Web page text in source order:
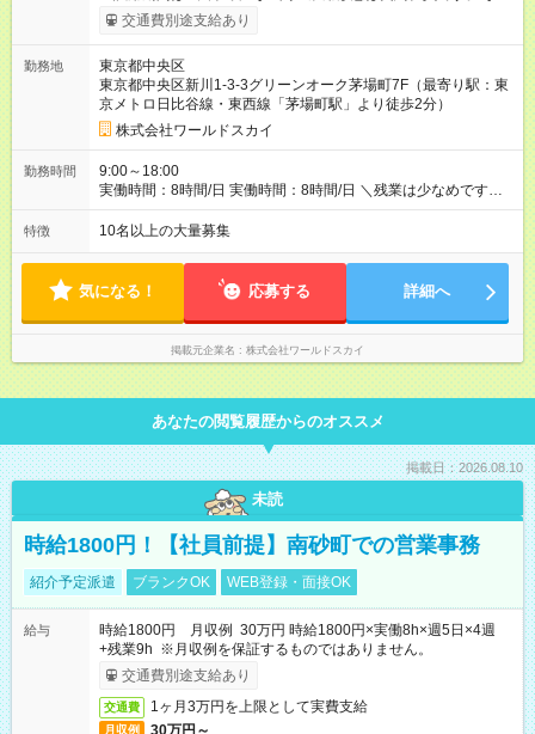
ほかの条件に変更はありません。 【試用期間】試用期間あり 試
用期間の長さ：6ヶ月 ※ 雇用形態と給与に、本採用時と異なる部
時と同じです。
交通費別途支給あり
勤務地
東京都中央区
東京都中央区新川1-3-3グリーンオーク茅場町7F（最寄り駅：東
京メトロ日比谷線・東西線「茅場町駅」より徒歩2分）
株式会社ワールドスカイ
勤務時間
9:00～18:00
実働時間：8時間/日 実働時間：8時間/日 ＼残業は少なめです！
／ 社内平均残業時間は月11時間以内です。仕事終わりに自分の
時間をたっぷり作ることができます。サークル活動に参加する
の時間を楽しむもよし！お仕事とプライベートの両立ができま
す。
特徴 10名以上の大量募集
気になる！ 応募する 詳細へ
掲載元企業名 株式会社ワールドスカイ
あなたの閲覧履歴からのオススメ
掲載日：2026.08.10
未読
時給1800円！【社員前提】南砂町での営業事務
紹介予定派遣 ブランクOK WEB登録・面接OK
給与
時給1800円 月収例 30万円 時給1800円×実働8h×週5日×4週
+残業9h ※月収例を保証するものではありません。
交通費別途支給あり
交通費 1ヶ月3万円を上限として実費支給
月収例 30万円～